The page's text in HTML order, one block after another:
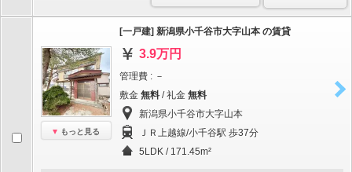
もっと見る
[一戸建] 新潟県小千谷市大字山本 の賃貸
3.9万円
管理費 : －
敷金 無料 / 礼金 無料
新潟県小千谷市大字山本
ＪＲ上越線/小千谷駅 歩37分
5LDK / 171.45m²